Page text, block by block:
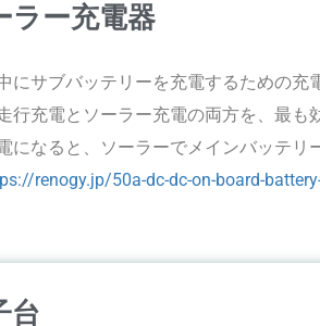
ラー充電器
にサブバッテリーを充電するための
行充電とソーラー充電の両方を、最
になると、ソーラーでメインバッテリ
renogy.jp/50a-dc-dc-on-board-
台